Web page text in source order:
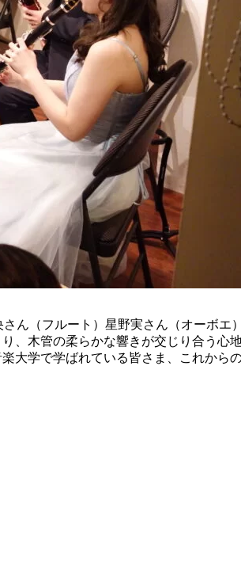
ん（フルート）星野実さん（オーボエ
、木管の柔らかな響きが交じり合う心
大学で学ばれている皆さま、これから